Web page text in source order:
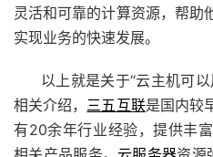
灵活和可靠的计算资源，帮助
实现业务的快速发展。
以上就是关于“云主机可
相关介绍， 三五互联是国内较
有20余年行业经验，提供丰